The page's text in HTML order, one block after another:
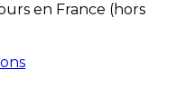
en France (hors